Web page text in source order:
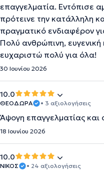
επαγγελματία. Εντόπισε
πρότεινε την κατάλληλη
πραγματικό ενδιαφέρον
Πολύ ανθρώπινη,
ευχαριστώ πολύ για όλα!
30 Ιουνίου 2026
10.0
ΘΕΟΔΩΡΑ • 3 αξιολογήσεις
Άψογη επαγγελματίας και
18 Ιουνίου 2026
10.0
ΝΙΚΟΣ • 24 αξιολογήσεις